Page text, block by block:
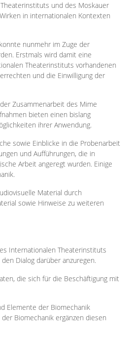
und des Moskauer
in internationalen Kontexten
nunmehr im Zuge der
Erstmals wird damit eine
Theaterinstituts vorhandenen
und die Einwilligung der
Zusammenarbeit des Mime
bieten einen bislang
ihrer Anwendung.
sowie Einblicke in die Probenarbeit
und Aufführungen, die in
Arbeit angeregt wurden. Einige
Material durch
sowie Hinweise zu weiteren
Internationalen Theaterinstituts
Dialog darüber anzuregen.
die sich für die Beschäftigung mit
Elemente der Biomechanik
Biomechanik ergänzen diesen